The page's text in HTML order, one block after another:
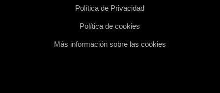
Política de Privacidad
Política de cookies
Más información sobre las cookies